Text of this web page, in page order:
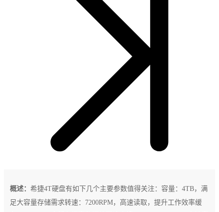
概述： 希捷4T硬盘有如下几个主要参数值得关注：容量：4TB，满
足大容量存储需求转速：7200RPM，高速读取，提升工作效率缓